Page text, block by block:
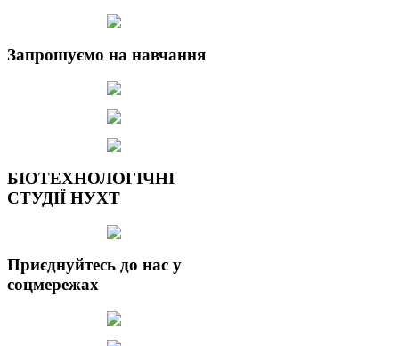
Запрошуємо на навчання
БІОТЕХНОЛОГІЧНІ
СТУДІЇ НУХТ
Приєднуйтесь до нас у
соцмережах